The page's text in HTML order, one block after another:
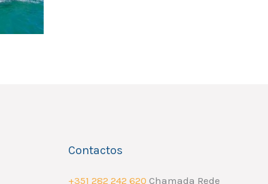
Contactos
+351 282 242 620 Chamada Rede